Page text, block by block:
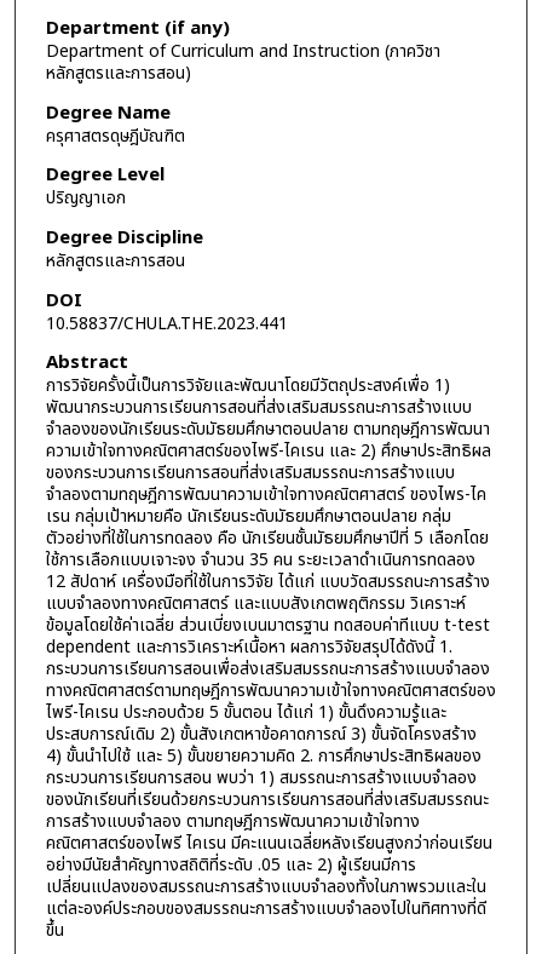
Department (if any)
Department of Curriculum and Instruction (ภาควิชา
หลักสูตรและการสอน)
Degree Name
ครุศาสตรดุษฎีบัณฑิต
Degree Level
ปริญญาเอก
Degree Discipline
หลักสูตรและการสอน
DOI
10.58837/CHULA.THE.2023.441
Abstract
การวิจัยครั้งนี้เป็นการวิจัยและพัฒนาโดยมีวัตถุประสงค์เพื่อ 1)
พัฒนากระบวนการเรียนการสอนที่ส่งเสริมสมรรถนะการสร้างแบบ
จำลองของนักเรียนระดับมัธยมศึกษาตอนปลาย ตามทฤษฎีการพัฒนา
ความเข้าใจทางคณิตศาสตร์ของไพรี-ไคเรน และ 2) ศึกษาประสิทธิผล
ของกระบวนการเรียนการสอนที่ส่งเสริมสมรรถนะการสร้างแบบ
จำลองตามทฤษฎีการพัฒนาความเข้าใจทางคณิตศาสตร์ ของไพร-ไค
เรน กลุ่มเป้าหมายคือ นักเรียนระดับมัธยมศึกษาตอนปลาย กลุ่ม
ตัวอย่างที่ใช้ในการทดลอง คือ นักเรียนชั้นมัธยมศึกษาปีที่ 5 เลือกโดย
ใช้การเลือกแบบเจาะจง จำนวน 35 คน ระยะเวลาดำเนินการทดลอง
12 สัปดาห์ เครื่องมือที่ใช้ในการวิจัย ได้แก่ แบบวัดสมรรถนะการสร้าง
แบบจำลองทางคณิตศาสตร์ และแบบสังเกตพฤติกรรม วิเคราะห์
ข้อมูลโดยใช้ค่าเฉลี่ย ส่วนเบี่ยงเบนมาตรฐาน ทดสอบค่าทีแบบ t-test
dependent และการวิเคราะห์เนื้อหา ผลการวิจัยสรุปได้ดังนี้ 1.
กระบวนการเรียนการสอนเพื่อส่งเสริมสมรรถนะการสร้างแบบจำลอง
ทางคณิตศาสตร์ตามทฤษฎีการพัฒนาความเข้าใจทางคณิตศาสตร์ของ
ไพรี-ไคเรน ประกอบด้วย 5 ขั้นตอน ได้แก่ 1) ขั้นดึงความรู้และ
ประสบการณ์เดิม 2) ขั้นสังเกตหาข้อคาดการณ์ 3) ขั้นจัดโครงสร้าง
4) ขั้นนำไปใช้ และ 5) ขั้นขยายความคิด 2. การศึกษาประสิทธิผลของ
กระบวนการเรียนการสอน พบว่า 1) สมรรถนะการสร้างแบบจำลอง
ของนักเรียนที่เรียนด้วยกระบวนการเรียนการสอนที่ส่งเสริมสมรรถนะ
การสร้างแบบจำลอง ตามทฤษฎีการพัฒนาความเข้าใจทาง
คณิตศาสตร์ของไพรี ไคเรน มีคะแนนเฉลี่ยหลังเรียนสูงกว่าก่อนเรียน
อย่างมีนัยสำคัญทางสถิติที่ระดับ .05 และ 2) ผู้เรียนมีการ
เปลี่ยนแปลงของสมรรถนะการสร้างแบบจำลองทั้งในภาพรวมและใน
แต่ละองค์ประกอบของสมรรถนะการสร้างแบบจำลองไปในทิศทางที่ดี
ขึ้น